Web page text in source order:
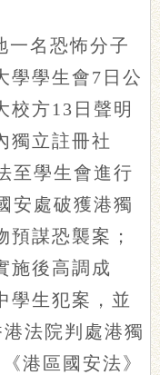
一名恐怖分子
學學生會7日公
校方13日聲明
獨立註冊社
至學生會進行
安處破獲港獨
謀恐襲案；
施後高調成
學生犯案，並
法院判處港獨
港區國安法》